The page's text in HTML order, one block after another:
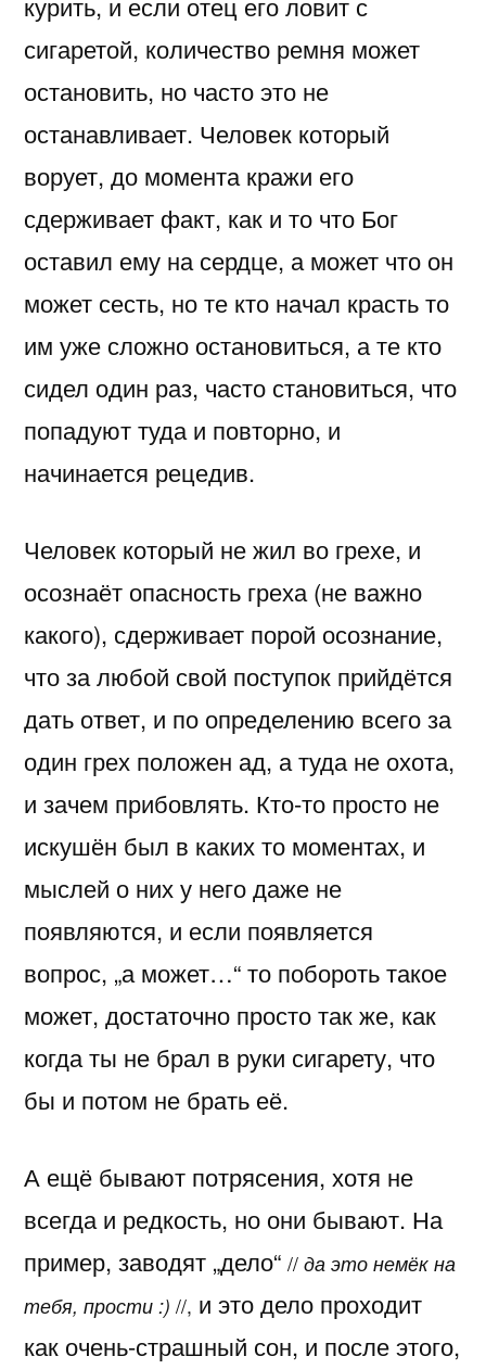
сигаретой, количество ремня может
остановить, но часто это не
останавливает. Человек который
ворует, до момента кражи его
сдерживает факт, как и то что Бог
оставил ему на сердце, а может что он
может сесть, но те кто начал красть то
им уже сложно остановиться, а те кто
сидел один раз, часто становиться, что
попадуют туда и повторно, и
начинается рецедив.
Человек который не жил во грехе, и
осознаёт опасность греха (не важно
какого), сдерживает порой осознание,
что за любой свой поступок прийдётся
дать ответ, и по определению всего за
один грех положен ад, а туда не охота,
и зачем прибовлять. Кто-то просто не
искушён был в каких то моментах, и
мыслей о них у него даже не
появляются, и если появляется
вопрос, „а может…“ то побороть такое
может, достаточно просто так же, как
когда ты не брал в руки сигарету, что
бы и потом не брать её.
А ещё бывают потрясения, хотя не
всегда и редкость, но они бывают. На
пример, заводят „дело“ // да это немёк на
тебя, прости :) //, и это дело проходит
как очень-страшный сон, и после этого,